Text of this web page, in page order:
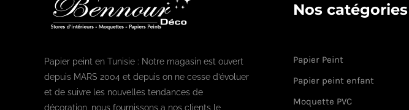
Papier peint en Tunisie : Notre magasin est ouvert
depuis MARS 2004 et depuis on ne cesse d’évoluer
et de suivre les nouvelles tendances de
décoration, nous fournissons a nos clients le
Nos catégories
Papier Peint
Papier peint enfant
Moquette PVC